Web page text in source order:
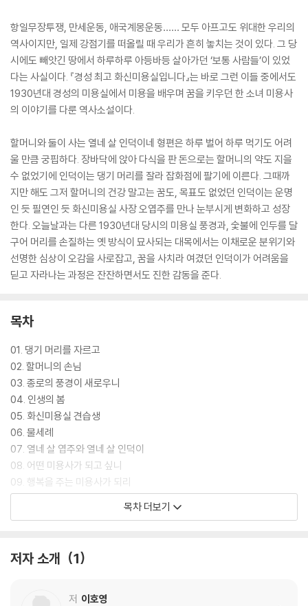
항일무장투쟁, 만세운동, 애국계몽운동…… 모두 아프고도 위대한 우리의
역사이지만, 일제 강점기를 떠올릴 때 우리가 흔히 놓치는 것이 있다. 그 당
시에도 빼앗긴 땅에서 하루하루 아등바등 살아가던 ‘보통 사람들’이 있었
다는 사실이다. 『경성 최고 화신미용실입니다』는 바로 그런 이들 중에서도
1930년대 경성의 미용실에서 미용을 배우며 꿈을 키우던 한 소녀 미용사
의 이야기를 다룬 역사소설이다.
할머니와 둘이 사는 열네 살 인덕이네 형편은 하루 벌어 하루 먹기도 어려
울 만큼 궁핍하다. 장바닥에 앉아 다식을 판 돈으로는 할머니의 약도 지을
수 없었기에 인덕이는 댕기 머리를 잘라 잡화점에 팔기에 이른다. 그때까
지만 해도 그저 할머니의 건강 말고는 꿈도, 목표도 없었던 인덕이는 운명
인 듯 필연인 듯 화신미용실 사장 오엽주를 만나 눈부시게 변화하고 성장
한다. 오늘날과는 다른 1930년대 당시의 미용실 풍경과, 숯불에 인두를 달
구어 머리를 손질하는 옛 방식이 묘사되는 대목에서는 이채로운 분위기와
선명한 심상이 오감을 사로잡고, 꿈을 사치라 여겼던 인덕이가 어려움을
딛고 자라나는 과정은 잔잔하면서도 진한 감동을 준다.
목차
01. 댕기 머리를 자르고
02. 할머니의 손님
03. 종로의 풍경이 새로우니
04. 인생의 봄
05. 화신미용실 견습생
06. 물세례
07. 열네 살 엽주와 열네 살 인덕이
08. 어떤 미용사가 되고 싶니
09. 행복을 주는 미용사가 되리
10. 라이발, 그것 한번 해 보자
14. 본디 즐거운 일
16. 미리 약속한 손님
목차 더보기
저자 소개 1
저 이호영